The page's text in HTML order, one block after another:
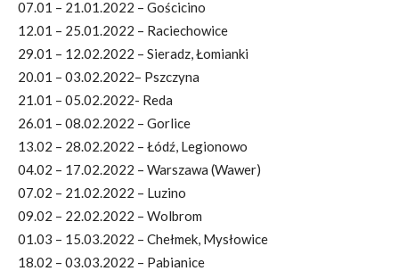
07.01 – 21.01.2022 – Gościcino
12.01 – 25.01.2022 – Raciechowice
29.01 – 12.02.2022 – Sieradz, Łomianki
20.01 – 03.02.2022– Pszczyna
21.01 – 05.02.2022- Reda
26.01 – 08.02.2022 – Gorlice
13.02 – 28.02.2022 – Łódź, Legionowo
04.02 – 17.02.2022 – Warszawa (Wawer)
07.02 – 21.02.2022 – Luzino
09.02 – 22.02.2022 – Wolbrom
01.03 – 15.03.2022 – Chełmek, Mysłowice
18.02 – 03.03.2022 – Pabianice